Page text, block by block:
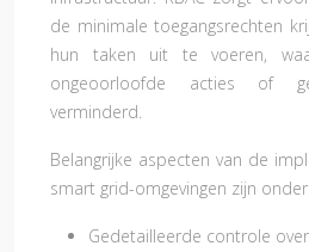
de minimale toegangsrechten
hun taken uit te voeren,
ongeoorloofde acties of
verminderd.
Belangrijke aspecten van de
smart grid-omgevingen zijn
Gedetailleerde controle over